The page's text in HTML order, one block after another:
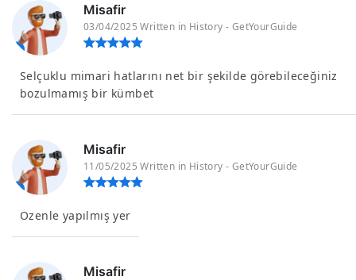
Misafir
03/04/2025 Written in History - GetYourGuide
Selçuklu mimari hatlarını net bir şekilde görebileceğiniz
bozulmamış bir kümbet
Misafir
11/05/2025 Written in History - GetYourGuide
Ozenle yapılmış yer
Misafir